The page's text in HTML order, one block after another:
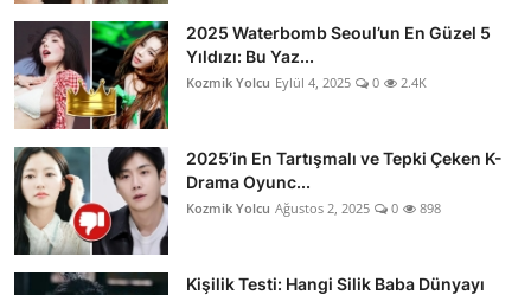
2025 Waterbomb Seoul’un En Güzel 5
Yıldızı: Bu Yaz...
Kozmik Yolcu Eylül 4, 2025 0 2.4K
2025’in En Tartışmalı ve Tepki Çeken K-
Drama Oyunc...
Kozmik Yolcu Ağustos 2, 2025 0 898
Kişilik Testi: Hangi Silik Baba Dünyayı